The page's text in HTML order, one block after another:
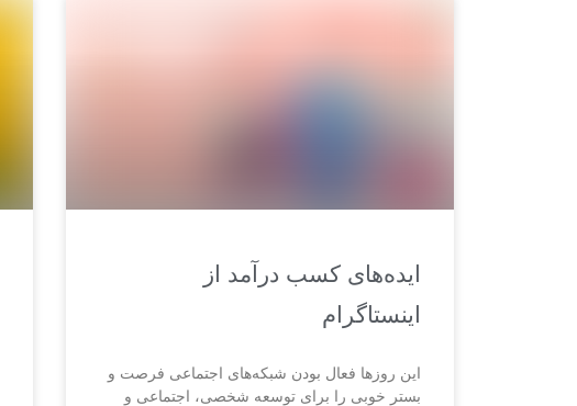
ﺍﯾﺪﻩﻫﺎﯼ ﮐﺴﺐ ﺩﺭﺁﻣﺪ ﺍﺯ
ﺍﯾﻨﺴﺘﺎﮔﺮﺍﻡ
ﺍﯾﻦ ﺭﻭﺯﻫﺎ ﻓﻌﺎﻝ ﺑﻮﺩﻥ ﺷﺒﮑﻪﻫﺎﯼ ﺍﺟﺘﻤﺎﻋﯽ ﻓﺮﺻﺖ ﻭ
ﺑﺴﺘﺮ ﺧﻮﺑﯽ ﺭﺍ ﺑﺮﺍﯼ ﺗﻮﺳﻌﻪ ﺷﺨﺼﯽ، ﺍﺟﺘﻤﺎﻋﯽ ﻭ